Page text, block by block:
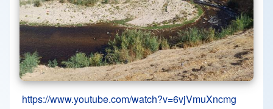
https://www.youtube.com/watch?v=6vjVmuXncmg